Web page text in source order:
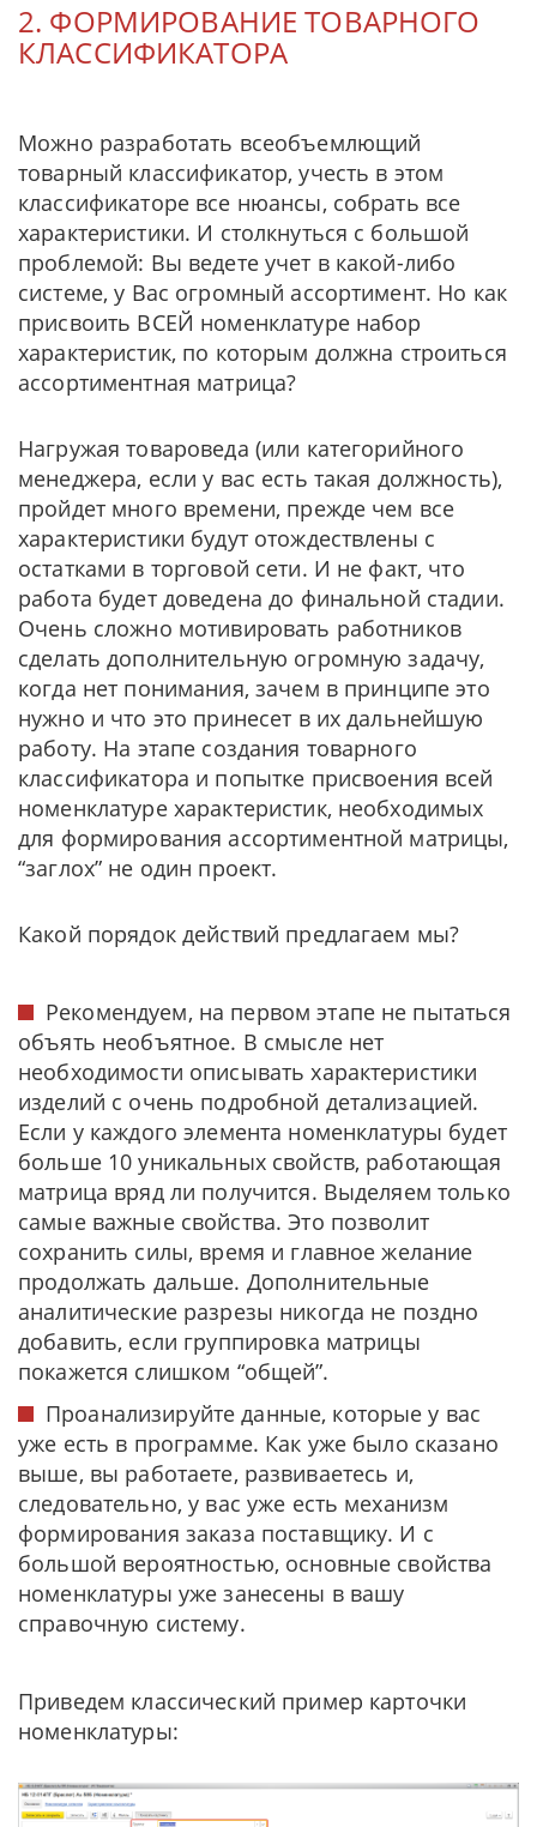
2. ФОРМИРОВАНИЕ ТОВАРНОГО
КЛАССИФИКАТОРА
Можно разработать всеобъемлющий
товарный классификатор, учесть в этом
классификаторе все нюансы, собрать все
характеристики. И столкнуться с большой
проблемой: Вы ведете учет в какой-либо
системе, у Вас огромный ассортимент. Но как
присвоить ВСЕЙ номенклатуре набор
характеристик, по которым должна строиться
ассортиментная матрица?
Нагружая товароведа (или категорийного
менеджера, если у вас есть такая должность),
пройдет много времени, прежде чем все
характеристики будут отождествлены с
остатками в торговой сети. И не факт, что
работа будет доведена до финальной стадии.
Очень сложно мотивировать работников
сделать дополнительную огромную задачу,
когда нет понимания, зачем в принципе это
нужно и что это принесет в их дальнейшую
работу. На этапе создания товарного
классификатора и попытке присвоения всей
номенклатуре характеристик, необходимых
для формирования ассортиментной матрицы,
“заглох” не один проект.
Какой порядок действий предлагаем мы?
Рекомендуем, на первом этапе не пытаться
объять необъятное. В смысле нет
необходимости описывать характеристики
изделий с очень подробной детализацией.
Если у каждого элемента номенклатуры будет
больше 10 уникальных свойств, работающая
матрица вряд ли получится. Выделяем только
самые важные свойства. Это позволит
сохранить силы, время и главное желание
продолжать дальше. Дополнительные
аналитические разрезы никогда не поздно
добавить, если группировка матрицы
покажется слишком “общей”.
Проанализируйте данные, которые у вас
уже есть в программе. Как уже было сказано
выше, вы работаете, развиваетесь и,
следовательно, у вас уже есть механизм
формирования заказа поставщику. И с
большой вероятностью, основные свойства
номенклатуры уже занесены в вашу
справочную систему.
Приведем классический пример карточки
номенклатуры: